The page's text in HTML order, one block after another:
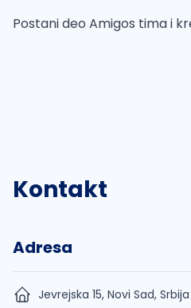
Postani deo Amigos tima i
Kontakt
Adresa
Jevrejska 15, Novi Sad, Srbija